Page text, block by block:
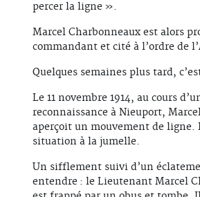
percer la ligne ».
Marcel Charbonneaux est alors
commandant et cité à l’ordre de
Quelques semaines plus tard,
Le 11 novembre 1914, au cours
reconnaissance à Nieuport,
aperçoit un mouvement de ligne.
situation à la jumelle.
Un sifflement suivi d’un
entendre : le Lieutenant Marcel